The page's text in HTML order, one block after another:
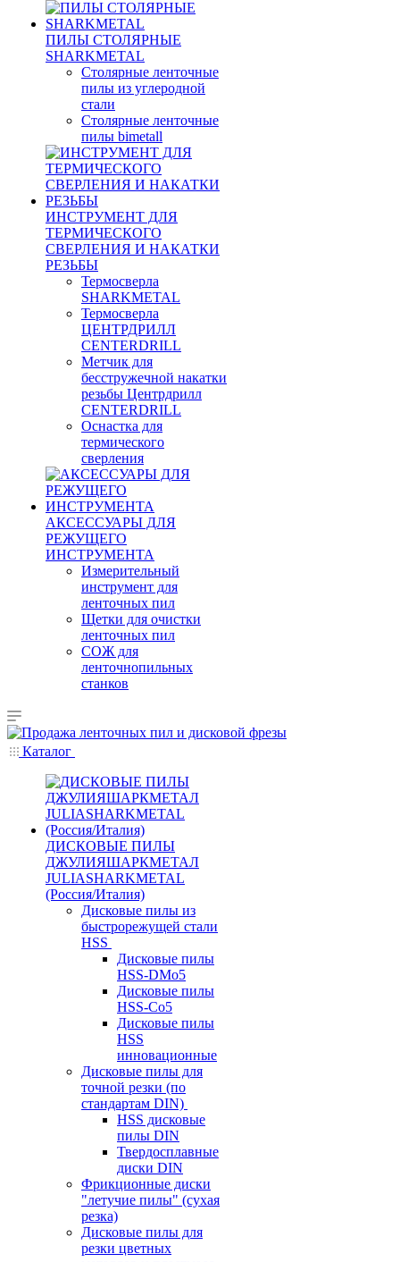
ПИЛЫ СТОЛЯРНЫЕ
SHARKMETAL
Столярные ленточные
пилы из углеродной
стали
Столярные ленточные
пилы bimetall
ИНСТРУМЕНТ ДЛЯ
ТЕРМИЧЕСКОГО
СВЕРЛЕНИЯ И НАКАТКИ
РЕЗЬБЫ
Термосверла
SHARKMETAL
Термосверла
ЦЕНТРДРИЛЛ
CENTERDRILL
Метчик для
бесстружечной накатки
резьбы Центрдрилл
CENTERDRILL
Оснастка для
термического
сверления
АКСЕССУАРЫ ДЛЯ
РЕЖУЩЕГО
ИНСТРУМЕНТА
Измерительный
инструмент для
ленточных пил
Щетки для очистки
ленточных пил
СОЖ для
ленточнопильных
станков
Каталог
ДИСКОВЫЕ ПИЛЫ
ДЖУЛИЯШАРКМЕТАЛ
JULIASHARKMETAL
(Россия/Италия)
Дисковые пилы из
быстрорежущей стали
HSS
Дисковые пилы
HSS-DMo5
Дисковые пилы
HSS-Co5
Дисковые пилы
HSS
инновационные
Дисковые пилы для
точной резки (по
стандартам DIN)
HSS дисковые
пилы DIN
Твердосплавные
диски DIN
Фрикционные диски
"летучие пилы" (сухая
резка)
Дисковые пилы для
резки цветных